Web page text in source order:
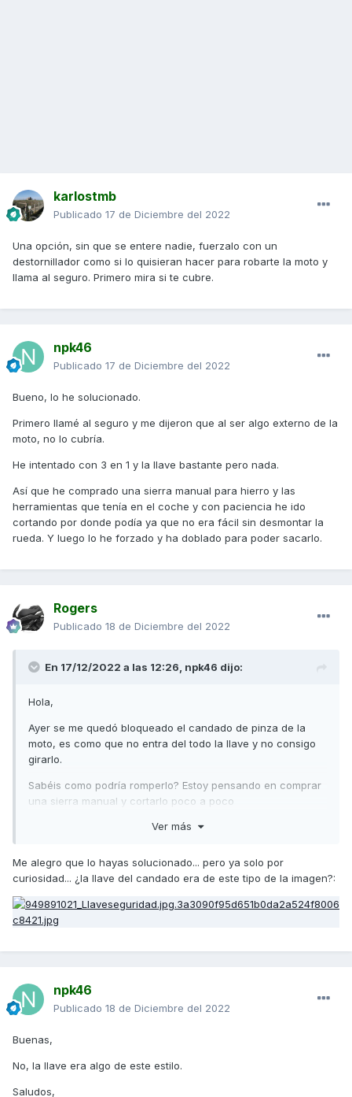
karlostmb
Publicado 17 de Diciembre del 2022
Una opción, sin que se entere nadie, fuerzalo con un
destornillador como si lo quisieran hacer para robarte la moto y
llama al seguro. Primero mira si te cubre.
npk46
Publicado 17 de Diciembre del 2022
Bueno, lo he solucionado.
Primero llamé al seguro y me dijeron que al ser algo externo de la
moto, no lo cubría.
He intentado con 3 en 1 y la llave bastante pero nada.
Así que he comprado una sierra manual para hierro y las
herramientas que tenía en el coche y con paciencia he ido
cortando por donde podía ya que no era fácil sin desmontar la
rueda. Y luego lo he forzado y ha doblado para poder sacarlo.
Rogers
Publicado 18 de Diciembre del 2022
En 17/12/2022 a las 12:26, npk46 dijo:
Hola,
Ayer se me quedó bloqueado el candado de pinza de la
moto, es como que no entra del todo la llave y no consigo
girarlo.
Sabéis como podría romperlo? Estoy pensando en comprar
una sierra manual y cortarlo poco a poco
Alguien tiene una radial de batería?
Saludos,
Ver más
Me alegro que lo hayas solucionado... pero ya solo por
curiosidad... ¿la llave del candado era de este tipo de la imagen?:
npk46
Publicado 18 de Diciembre del 2022
Buenas,
No, la llave era algo de este estilo.
Saludos,